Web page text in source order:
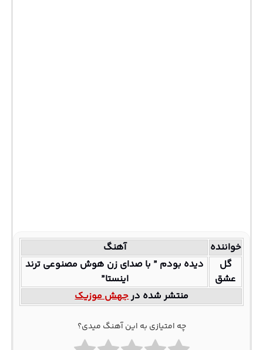
خواننده
آهنگ
گل
عشق
دیده بودم ” با صدای زن هوش مصنوعی ترند
اینستا”
منتشر شده درجهش موزیک
چه امتیازی به این آهنگ میدی؟